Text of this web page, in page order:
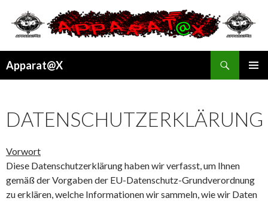
Apparat@X
DATENSCHUTZERKLÄRUNG
Vorwort
Diese Datenschutzerklärung haben wir verfasst, um Ihnen
gemäß der Vorgaben der EU-Datenschutz-Grundverordnung
zu erklären, welche Informationen wir sammeln, wie wir Daten